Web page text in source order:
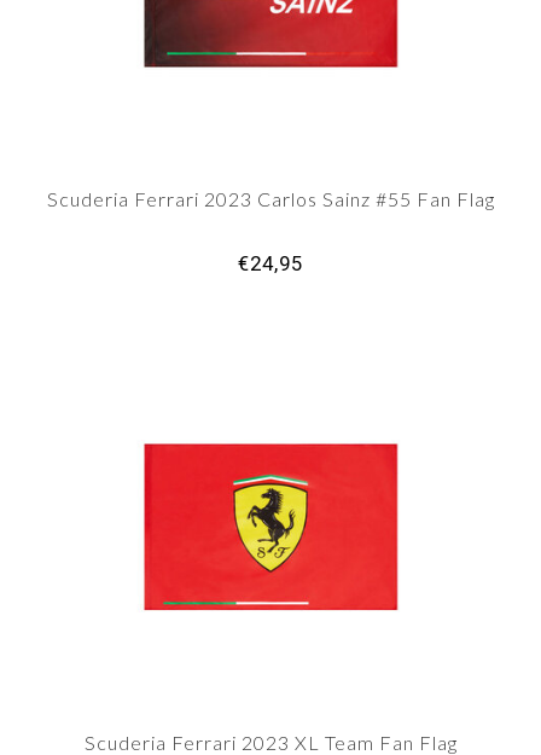
Scuderia Ferrari 2023 Carlos Sainz #55 Fan Flag
€24,95
Scuderia Ferrari 2023 XL Team Fan Flag